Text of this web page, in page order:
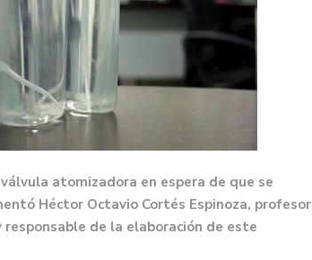
atomizadora en espera de que se
Héctor Octavio Cortés Espinoza, profesor
de la elaboración de este